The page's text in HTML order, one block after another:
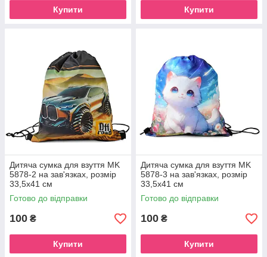
Купити Купити
Дитяча сумка для взуття MK
5878-2 на зав'язках, розмір
33,5х41 см
Готово до відправки
100 ₴
Купити
Дитяча сумка для взуття MK
5878-3 на зав'язках, розмір
33,5х41 см
Готово до відправки
100 ₴
Купити